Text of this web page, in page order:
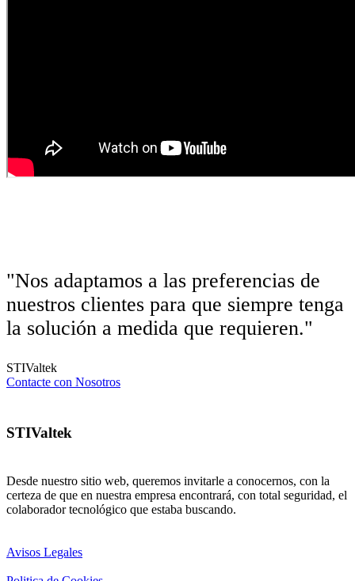
"Nos adaptamos a las preferencias de
nuestros clientes para que siempre tenga
la solución a medida que requieren."
STIValtek
Contacte con Nosotros
STIValtek
Desde nuestro sitio web, queremos invitarle a conocernos, con la
certeza de que en nuestra empresa encontrará, con total seguridad, el
colaborador tecnológico que estaba buscando.
Avisos Legales